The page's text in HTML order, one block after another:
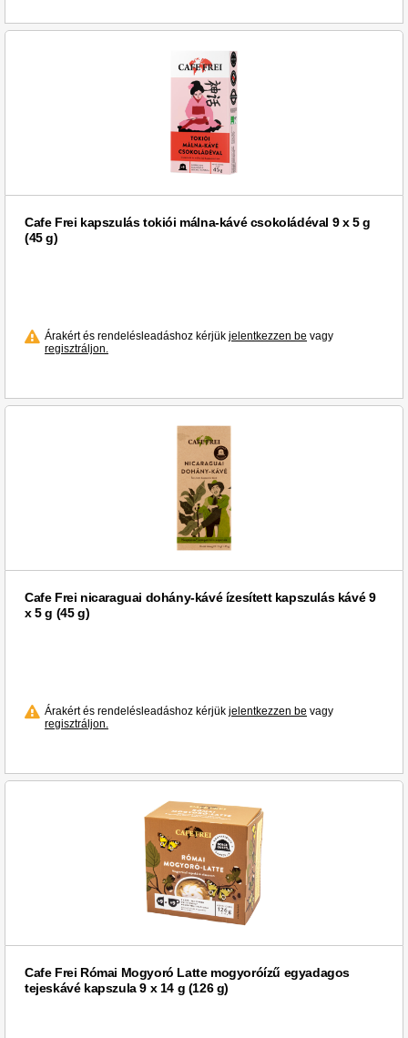
Cafe Frei kapszulás tokiói málna-kávé csokoládéval 9 x 5 g
(45 g)
Árakért és rendelésleadáshoz kérjük jelentkezzen be vagy
regisztráljon.
Cafe Frei nicaraguai dohány-kávé ízesített kapszulás kávé 9
x 5 g (45 g)
Árakért és rendelésleadáshoz kérjük jelentkezzen be vagy
regisztráljon.
Cafe Frei Római Mogyoró Latte mogyoróízű egyadagos
tejeskávé kapszula 9 x 14 g (126 g)